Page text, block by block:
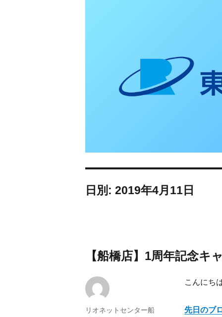
日別: 2019年4月11日
【船橋店】1周年記念キ
こんにち
先日のブ
投
リオネットセンター船